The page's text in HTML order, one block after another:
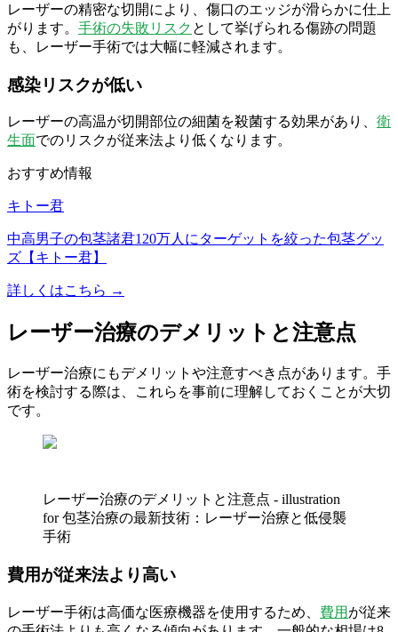
レーザーの精密な切開により、傷口のエッジが滑らかに仕上
がります。 手術の失敗リスク として挙げられる傷跡の問題
も、レーザー手術では大幅に軽減されます。
感染リスクが低い
レーザーの高温が切開部位の細菌を殺菌する効果があり、 衛
生面でのリスクが従来法より低くなります。
おすすめ情報
キトー君
中高男子の包茎諸君120万人にターゲットを絞った包茎グッ
ズ【キトー君】
詳しくはこちら →
レーザー治療のデメリットと注意点
レーザー治療にもデメリットや注意すべき点があります。手
術を検討する際は、これらを事前に理解しておくことが大切
です。
レーザー治療のデメリットと注意点 - illustration
for 包茎治療の最新技術：レーザー治療と低侵襲
手術
費用が従来法より高い
レーザー手術は高価な医療機器を使用するため、 費用 が従来